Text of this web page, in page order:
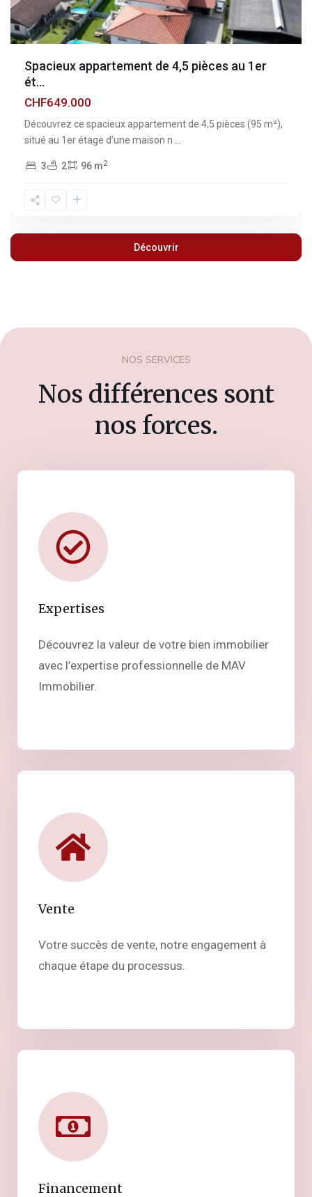
Spacieux appartement de 4,5 pièces au 1er
ét...
CHF649.000
Découvrez ce spacieux appartement de 4,5 pièces (95 m²),
situé au 1er étage d’une maison n
3 2 96 m2
Découvrir
NOS SERVICES
Nos différences sont
nos forces.
Expertises
Découvrez la valeur de votre bien immobilier
avec l’expertise professionnelle de MAV
Immobilier.
Vente
Votre succès de vente, notre engagement à
chaque étape du processus.
Financement